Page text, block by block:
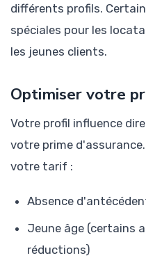
différents profils.
spéciales pour les
les jeunes clients.
Optimiser votre
Votre profil influence
votre prime
votre tarif :
Absence
Jeune âge (certains
réductions)